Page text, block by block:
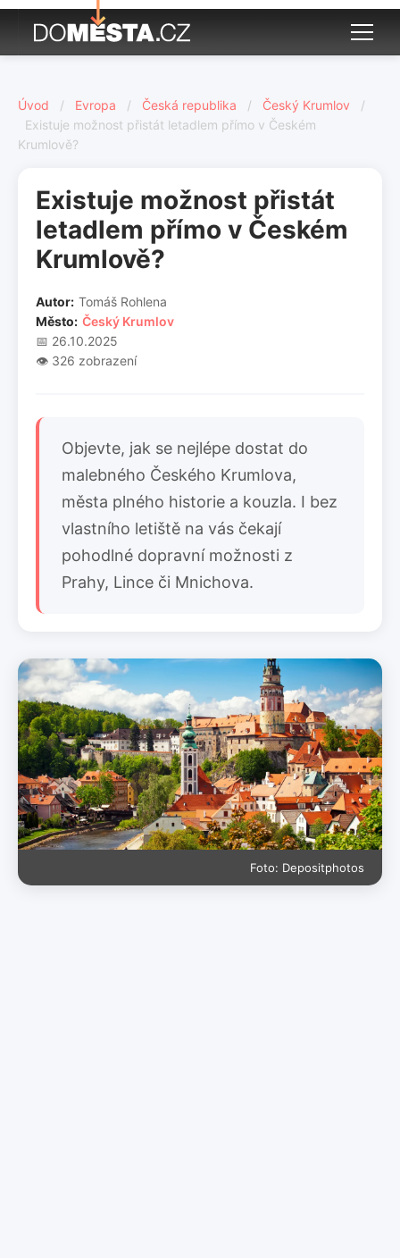
Úvod / Evropa / Česká republika / Český Krumlov
/
Existuje možnost přistát letadlem přímo v Českém
Krumlově?
Existuje možnost přistát
letadlem přímo v Českém
Krumlově?
Autor: Tomáš Rohlena
Město: Český Krumlov
📅 26.10.2025
👁️ 326 zobrazení
Objevte, jak se nejlépe dostat do
malebného Českého Krumlova,
města plného historie a kouzla. I bez
vlastního letiště na vás čekají
pohodlné dopravní možnosti z
Prahy, Lince či Mnichova.
Foto: Depositphotos